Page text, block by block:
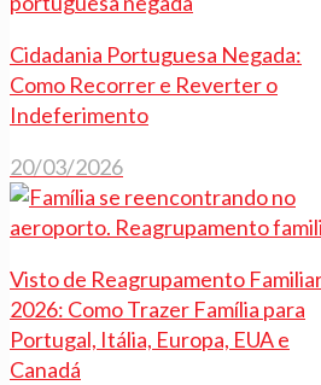
Cidadania Portuguesa Negada:
Como Recorrer e Reverter o
Indeferimento
20/03/2026
Visto de Reagrupamento
2026: Como Trazer Família para
Portugal, Itália, Europa, EUA e
Canadá